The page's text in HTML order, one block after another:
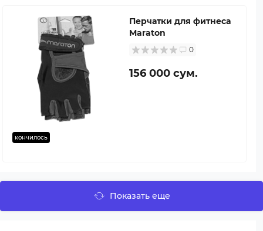
кончилось
Перчатки для фитнеса
Maraton
0
156 000 сум.
Показать еще